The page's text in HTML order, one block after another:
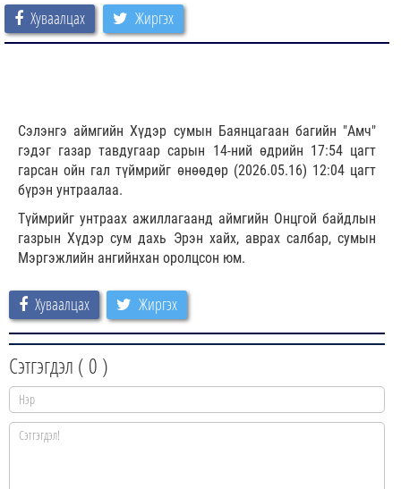
Хуваалцах Жиргэх
Сэлэнгэ аймгийн Хүдэр сумын Баянцагаан багийн "Амч"
гэдэг газар тавдугаар сарын 14-ний өдрийн 17:54 цагт
гарсан ойн гал түймрийг өнөөдөр (2026.05.16) 12:04 цагт
бүрэн унтраалаа.
Түймрийг унтраах ажиллагаанд аймгийн Онцгой байдлын
газрын Хүдэр сум дахь Эрэн хайх, аврах салбар, сумын
Мэргэжлийн ангийнхан оролцсон юм.
Хуваалцах Жиргэх
Сэтгэгдэл ( 0 )